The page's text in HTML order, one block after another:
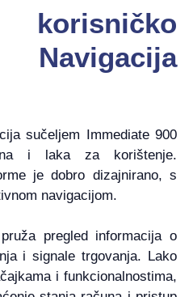
sučeljem Immediate 900
i laka za korištenje.
je dobro dizajnirano, s
navigacijom.
pregled informacija o
i signale trgovanja. Lako
i funkcionalnostima,